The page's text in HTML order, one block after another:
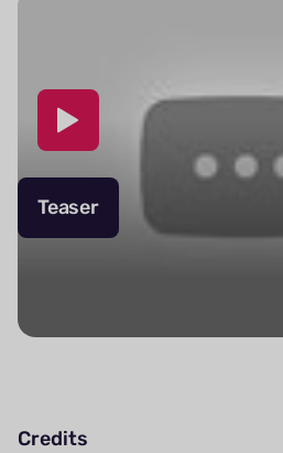
Teaser
Credits